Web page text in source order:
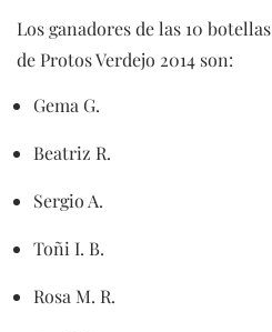
Los ganadores de las 10 botellas
de Protos Verdejo 2014 son:
Gema G.
Beatriz R.
Sergio A.
Toñi I. B.
Rosa M. R.